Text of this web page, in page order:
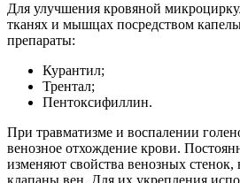
Для улучшения кровяной
тканях и мышцах посредством
препараты:
Курантил;
Трентал;
Пентоксифиллин.
При травматизме и воспалении
венозное отхождение крови.
изменяют свойства венозных стенок,
клапаны вен. Для их укрепления